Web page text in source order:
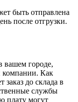
быть отправлена
после отгрузки.
вашем городе,
компании. Как
заказ до склада в
службы
плату могут